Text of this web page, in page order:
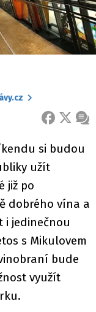
FACEBOOK
X
si budou
užít
již po
dobrého vína a
i jedinečnou
s Mikulovem
bude
využít